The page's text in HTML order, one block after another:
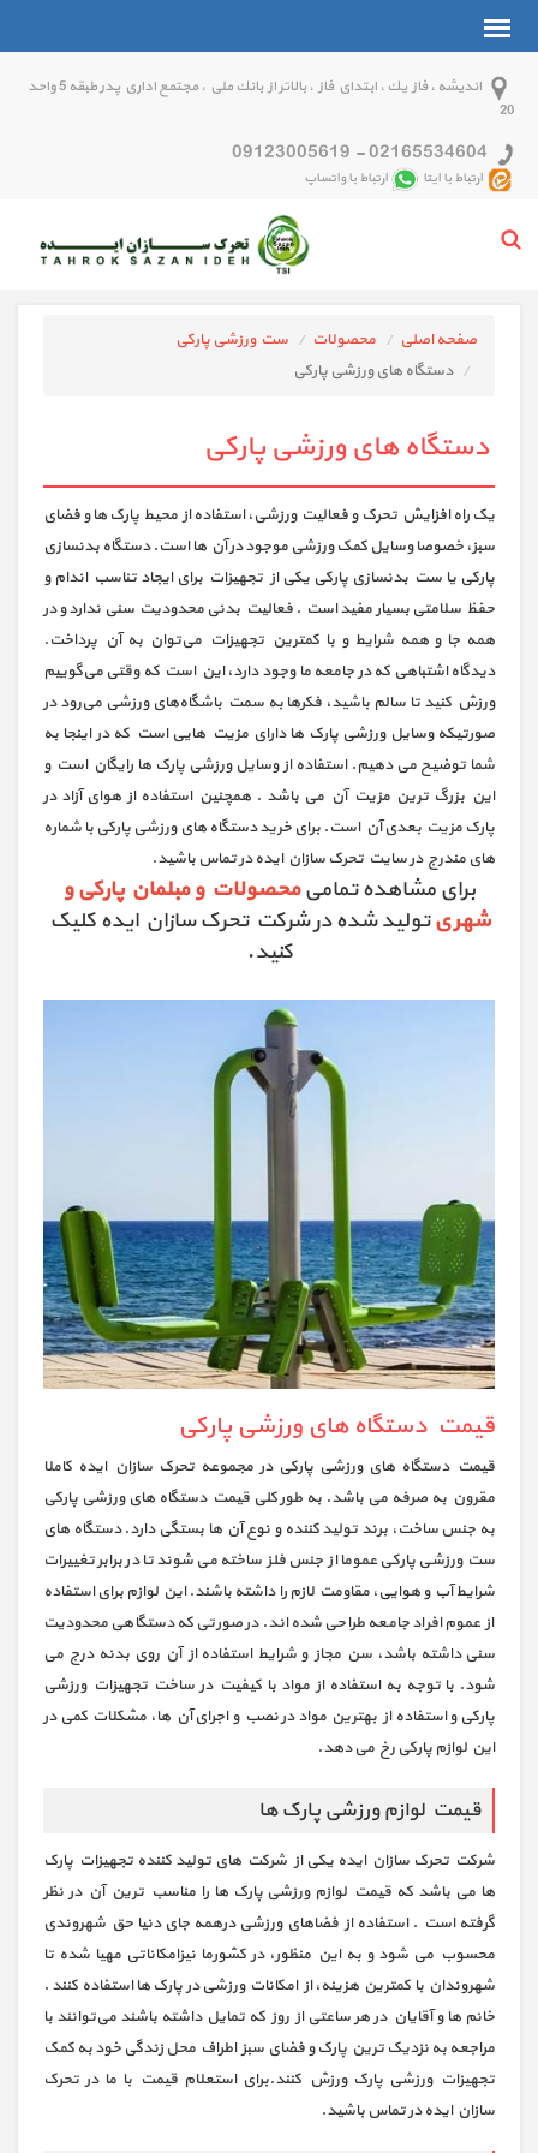
انديشه ، فاز يك ، ابتداي فاز ، بالاتر از بانك ملي ، مجتمع اداري پدر طبقه 5 واحد
20
02165534604
-
09123005619
ارتباط با ایتا ارتباط با واتساپ
صفحه اصلی محصولات
ست ورزشی پارکی
دستگاه های ورزشی پارکی
دستگاه های ورزشی پارکی
یک راه افزایش تحرک و فعالیت ورزشی، استفاده از محیط پارک ها و فضای
سبز، خصوصا وسایل کمک ورزشی موجود در آن ها است. دستگاه بدنسازی
پارکی یا ست بدنسازی پارکی یکی از تجهیزات برای ایجاد تناسب اندام و
حفظ سلامتی بسیار مفید است . فعالیت بدنی محدودیت سنی ندارد و در
همه جا و همه شرایط و با کمترین تجهیزات می‌توان به آن پرداخت.
دیدگاه اشتباهی که در جامعه ما وجود دارد، این است که وقتی می‌گوییم
ورزش کنید تا سالم باشید، فکرها به سمت باشگاه‌‌‌‌های ورزشی می‌رود در
صورتیکه وسایل ورزشی پارک ها دارای مزیت هایی است که در اینجا به
شما توضیح می دهیم. استفاده از وسایل ورزشی پارک ها رایگان است و
این بزرگ ترین مزیت آن می باشد . همچنین استفاده از هوای آزاد در
پارک مزیت بعدی آن است. برای خرید دستگاه های ورزشی پارکی با شماره
های مندرج در سایت تحرک سازان ایده در تماس باشید.
برای مشاهده تمامیمحصولات و مبلمان پارکی و
شهریتولید شده در شرکت تحرک سازان ایده کلیک
کنید.
قیمت دستگاه های ورزشی پارکی
قیمت دستگاه های ورزشی پارکی در مجموعه تحرک سازان ایده کاملا
مقرون به صرفه می باشد. به طور کلی قیمت دستگاه های ورزشی پارکی
به جنس ساخت، برند تولید کننده و نوع آن ها بستگی دارد. دستگاه های
ست ورزشی پارکی عموما از جنس فلز ساخته می شوند تا در برابر تغییرات
شرایط آب و هوایی، مقاومت لازم را داشته باشند. این لوازم برای استفاده
از عموم افراد جامعه طراحی شده اند. در صورتی که دستگاهی محدودیت
سنی داشته باشد، سن مجاز و شرایط استفاده از آن روی بدنه درج می
شود. با توجه به استفاده از مواد با کیفیت در ساخت تجهیزات ورزشی
پارکی و استفاده از بهترین مواد در نصب و اجرای آن ها، مشکلات کمی در
این لوازم پارکی رخ می ‌دهد.
قیمت لوازم ورزشی پارک ها
شرکت تحرک سازان ایده یکی از شرکت های تولید کننده تجهیزات پارک
ها می باشد که قیمت لوازم ورزشی پارک ها را مناسب ترین آن در نظر
گرفته است . استفاده از فضاهای ورزشی درهمه جای دنیا حق شهروندی
محسوب می شود و به این منظور، در کشورما نیزامکاناتی مهیا شده تا
شهروندان با کمترین هزینه، از امکانات ورزشی در پارک ها استفاده کنند .
خانم ها و آقایان در هر ساعتی از روز که تمایل داشته باشند می‌توانند با
مراجعه به نزدیک ترین پارک و فضای سبز اطراف محل زندگی خود به کمک
تجهیزات ورزشی پارک ورزش کنند.برای استعلام قیمت با ما در تحرک
سازان ایده در تماس باشید.